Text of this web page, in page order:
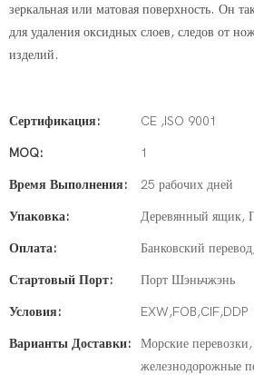
зеркальная или матовая поверхность. Он
для удаления оксидных слоев, следов от
изделий.
Сертификация: CE ,ISO 9001
MOQ: 1
Время Выполнения: 25 рабочих дней
Упаковка: Деревянный ящик,
Оплата: Банковский
Стартовый Порт: Порт Шэньчжэнь
Условия: EXW,FOB,CIF,DDP
Варианты Доставки:
Морские
железнодорожные